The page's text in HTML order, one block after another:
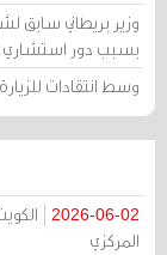
وزير بريطاني سابق
بسبب دور استشاري
وسط انتقادات
2026-06-02
المركزي